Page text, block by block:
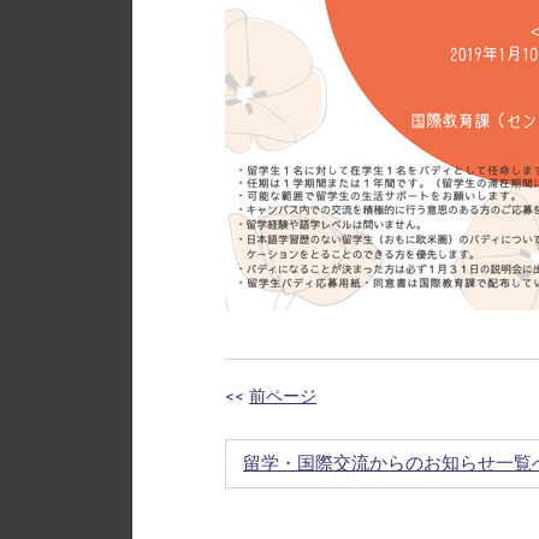
<< 前ページ
留学・国際交流からのお知らせ一覧